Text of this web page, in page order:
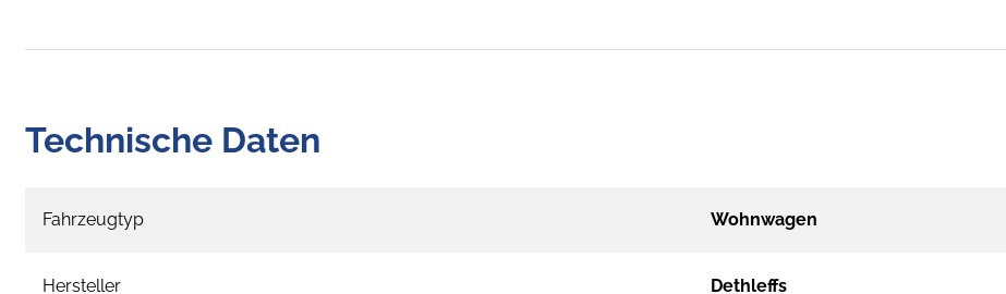
Technische Daten
Fahrzeugtyp Wohnwagen
Hersteller Dethleffs